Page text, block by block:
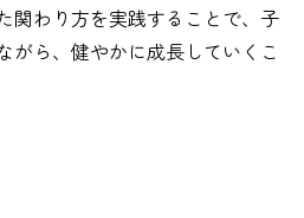
関わり方を実践することで、子
がら、健やかに成長していくこ